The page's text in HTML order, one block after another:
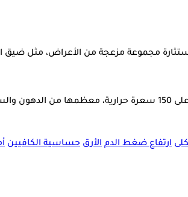
مجموعة مزعجة من الأعراض، مثل ضيق
فيها.
ارتفاع ضغط الدم الأرق حساسية الكافيين